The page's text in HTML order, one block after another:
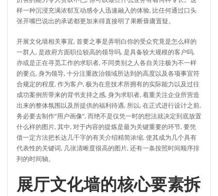
样一种沉浸充满浓郁互动感令人迅速融入的体验, 比任何通过口头
张开嘴巴说出的承诺都更加来得直接明了果断毋庸置疑。
开展文化墙相关事宜, 首要之事是弄明白你的受众究竟是怎么样的
一群人, 是政府方面职位较高的领导吗, 是具备较大规模的客户吗,
亦或是正在寻觅工作的求职者, 不同类别之人各自关注极为不一样
的要点, 身为领导, 十分注重政治领域所达到的高度以及各项事宜符
合规定的程度, 作为客户, 极为在意技术所拥有的实际能力以及过往
成功案例所带来的背书支持之感, 身为求职者, 着重关注企业所营造
出来的整体氛围以及所提供的福利待遇, 所以, 在正式进行设计之前,
务必要去制作“用户画像”, 而绝不是仅凭一时的想法就决定到底放置
什么样的图片, 其中, 对于内容的提炼是最为关键重要的环节, 要凭
借一定方法把长达几千字的有关介绍精简浓缩, 使其成为几个具有
代表性的关键词, 几张清晰度很高的图片, 还有一条按照时间顺序排
列的时间轴。
展厅文化墙的核心要素拆